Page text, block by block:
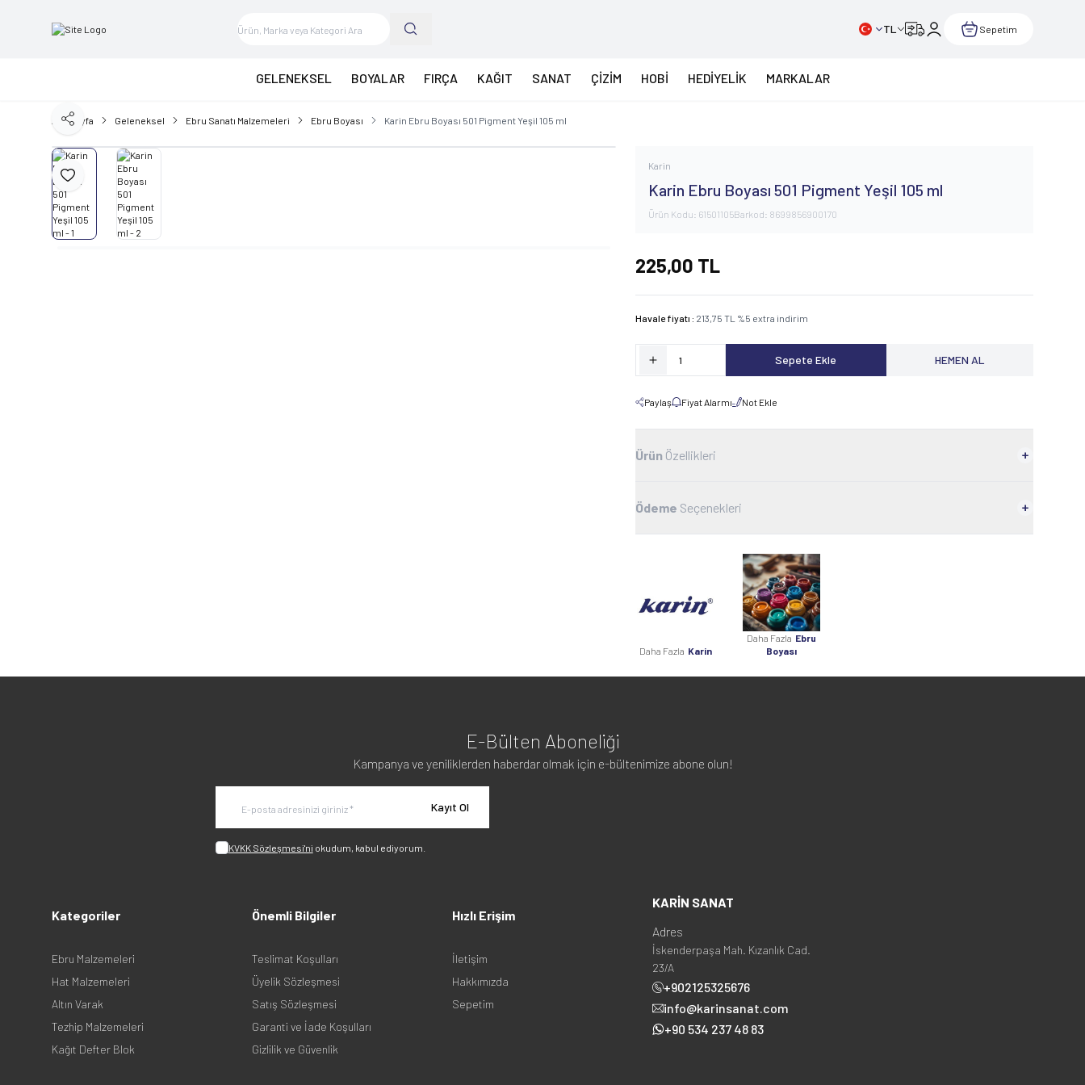
TL Sepetim
GELENEKSEL BOYALAR FIRÇA KAĞIT SANAT ÇİZİM HOBİ HEDİYELİK MARKALAR
Ana Sayfa Geleneksel Ebru Sanatı Malzemeleri Ebru Boyası Karin Ebru Boyası 501 Pigment Yeşil 105 ml
Favoriye Ekle
Paylaş
Karin
Karin Ebru Boyası 501 Pigment Yeşil 105 ml
Ürün Kodu: 61501105Barkod: 8699856900170
225,00 TL
Havale fiyatı : 213,75 TL %5 extra indirim
Sepete Ekle HEMEN AL
Paylaş Fiyat Alarmı Not Ekle
Ürün Özellikleri
Ödeme Seçenekleri
Daha Fazla Karin
Daha Fazla Ebru
Boyası
E-Bülten Aboneliği
Kampanya ve yeniliklerden haberdar olmak için e-bültenimize abone olun!
Kayıt Ol
KVKK Sözleşmesi'ni okudum, kabul ediyorum.
Kategoriler
Ebru Malzemeleri
Hat Malzemeleri
Altın Varak
Tezhip Malzemeleri
Kağıt Defter Blok
Önemli Bilgiler
Teslimat Koşulları
Üyelik Sözleşmesi
Satış Sözleşmesi
Garanti ve İade Koşulları
Gizlilik ve Güvenlik
Hızlı Erişim
İletişim
Hakkımızda
Sepetim
KARİN SANAT
Adres
İskenderpaşa Mah. Kızanlık Cad.
23/A
+902125325676
info@karinsanat.com
+90 534 237 48 83